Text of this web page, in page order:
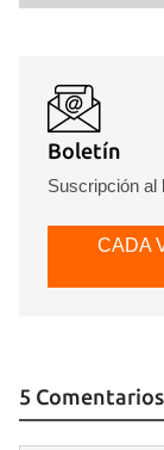
Guardar
Para poder
iniciar sesión
Boletín
Suscripción al
CADA
5 Comentarios